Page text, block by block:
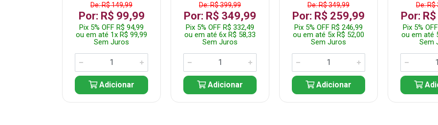
De: R$ 149,99
Por: R$ 99,99
Pix 5% OFF R$ 94,99
ou em até 1x R$ 99,99
Sem Juros
Adicionar
De: R$ 399,99
Por: R$ 349,99
Pix 5% OFF R$ 332,49
ou em até 6x R$ 58,33
Sem Juros
Adicionar
De: R$ 349,99
Por: R$ 259,99
Pix 5% OFF R$ 246,99
ou em até 5x R$ 52,00
Sem Juros
Adicionar
De: R$
Por:
Pix 5%
ou em até
Sem